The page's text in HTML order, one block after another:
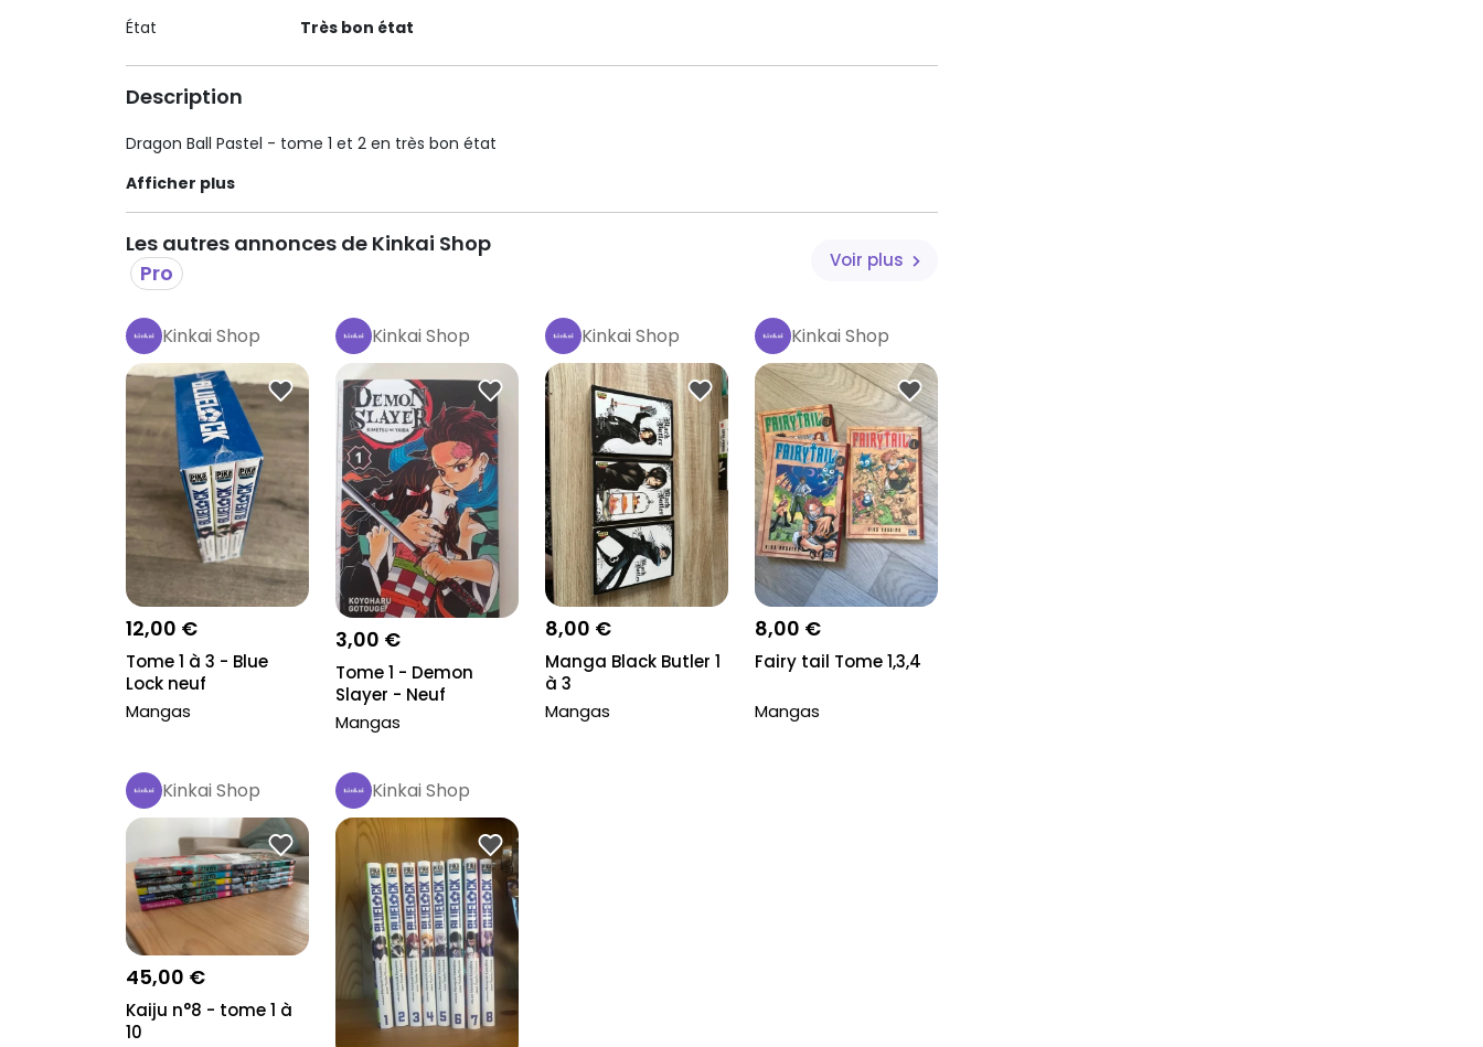
État
Très bon état
Description
Dragon Ball Pastel - tome 1 et 2 en très bon état
Afficher plus
Les autres annonces de Kinkai Shop
Pro
Voir plus
Kinkai Shop
Pro
12,00 €
Tome 1 à 3 - Blue
Lock neuf
Mangas
Kinkai Shop
Pro
3,00 €
Tome 1 - Demon
Slayer - Neuf
Mangas
Kinkai Shop
Pro
8,00 €
Manga Black Butler 1
à 3
Mangas
Kinkai Shop
Pro
8,00 €
Fairy tail Tome 1,3,4
Mangas
Kinkai Shop
Pro
45,00 €
Kaiju n°8 - tome 1 à
10
Kinkai Shop
Pro